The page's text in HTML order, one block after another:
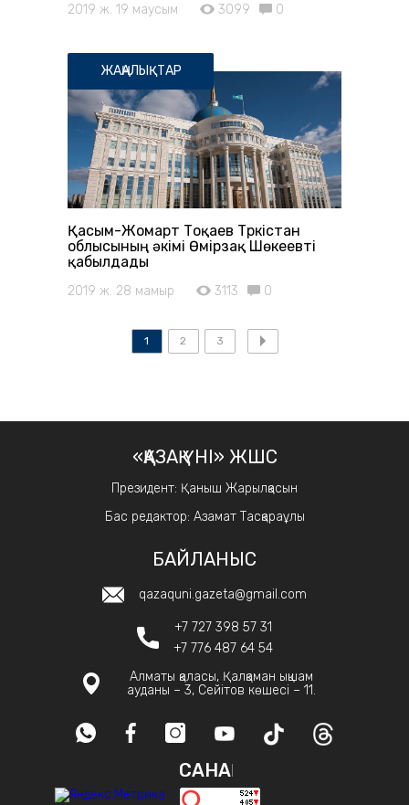
2019 ж. 19 маусым 3099 0
ЖАҢАЛЫҚТАР
Қасым-Жомарт Тоқаев Түркістан
облысының әкімі Өмірзақ Шөкеевті
қабылдады
2019 ж. 28 мамыр 3113 0
1 2 3
«ҚАЗАҚ ҮНІ» ЖШС
Президент: Қаныш Жарылқасын
Бас редактор: Азамат Тасқараұлы
БАЙЛАНЫС
qazaquni.gazeta@gmail.com
+7 727 398 57 31
+7 776 487 64 54
Алматы қаласы, Қалқаман ықшам
ауданы – 3, Сейітов көшесі – 11.
САНАҚ